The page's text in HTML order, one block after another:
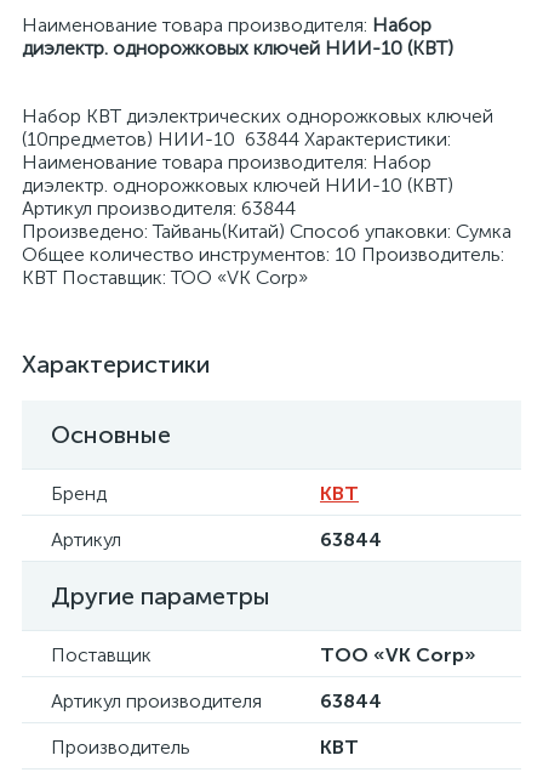
Наименование товара производителя: Набор
диэлектр. однорожковых ключей НИИ-10 (КВТ)
Набор КВТ диэлектрических однорожковых ключей
(10предметов) НИИ-10 63844 Характеристики:
Наименование товара производителя: Набор
диэлектр. однорожковых ключей НИИ-10 (КВТ)
Артикул производителя: 63844
Произведено: Тайвань(Китай) Способ упаковки: Сумка
Общее количество инструментов: 10 Производитель:
КВТ Поставщик: ТОО «VK Corp»
Характеристики
Основные
Бренд
КВТ
Артикул
63844
Другие параметры
Поставщик
ТОО «VK Corp»
Артикул производителя
63844
Производитель
КВТ